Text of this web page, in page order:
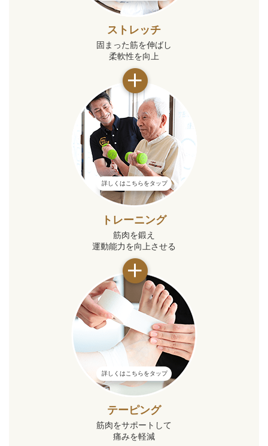
ストレッチ
固まった筋を伸ばし
柔軟性を向上
詳しくはこちらをタップ
トレーニング
筋肉を鍛え
運動能力を向上させる
詳しくはこちらをタップ
テーピング
筋肉をサポートして
痛みを軽減